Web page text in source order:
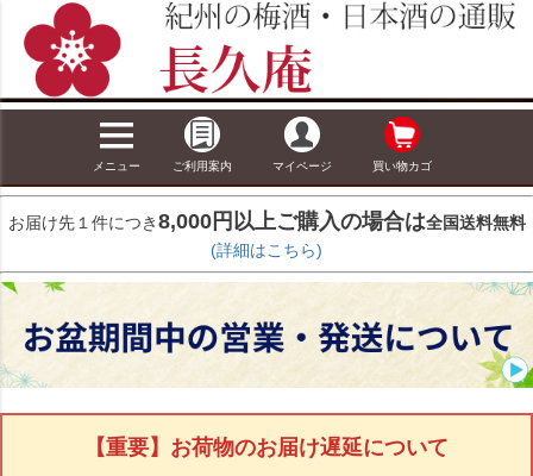
メニュー ご利用案内 マイページ 買い物カゴ
お届け先１件につき8,000円以上ご購入の場合は全国送料無料
(詳細はこちら)
【重要】お荷物のお届け遅延について